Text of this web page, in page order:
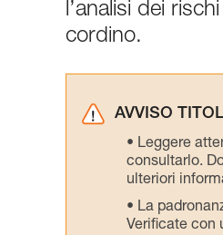
l’analisi dei
cordino.
AVVISO
Leggere
consultarlo.
ulteriori
La
Verificate con